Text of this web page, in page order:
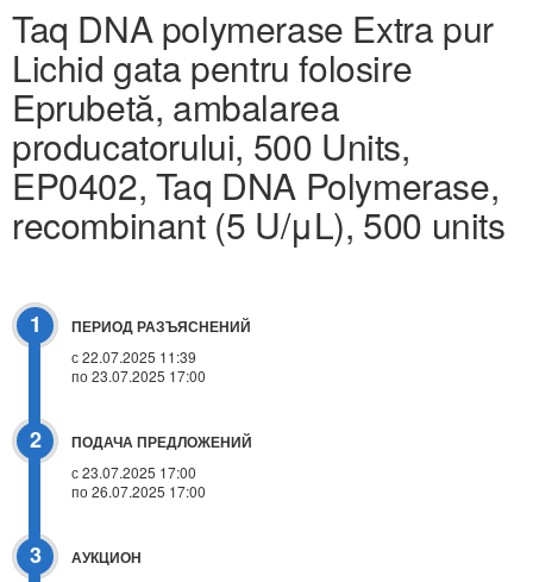
Taq DNA polymerase Extra pur
Lichid gata pentru folosire
Eprubetă, ambalarea
producatorului, 500 Units,
EP0402, Taq DNA Polymerase,
recombinant (5 U/μL), 500 units
1 ПЕРИОД РАЗЪЯСНЕНИЙ
с 22.07.2025 11:39
по 23.07.2025 17:00
2 ПОДАЧА ПРЕДЛОЖЕНИЙ
с 23.07.2025 17:00
по 26.07.2025 17:00
3 АУКЦИОН